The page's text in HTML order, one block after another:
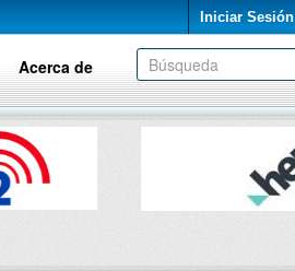
Iniciar Sesión
Acerca de